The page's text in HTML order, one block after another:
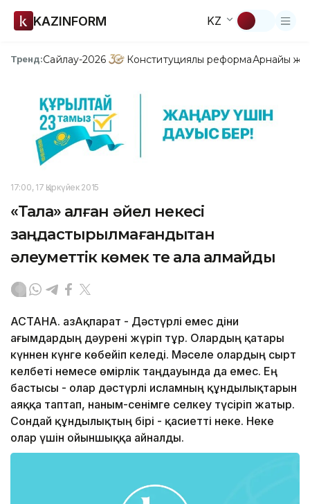
KAZINFORM KZ
Тренд:Сайлау-2026 Конституциялық реформаАрнайы
17:00, 17 Қыркүйек 2015
«Талақ» алған әйел некесі
заңдастырылмағандықтан
әлеуметтік көмек те ала алмайды
АСТАНА. ҚазАқпарат - Дәстүрлі емес діни
ағымдардың дәурені жүріп тұр. Олардың қатары
күннен күнге көбейіп келеді. Мәселе олардың сырт
келбеті немесе өмірлік таңдауында да емес. Ең
бастысы - олар дәстүрлі исламның құндылықтарын
аяққа таптап, наным-сенімге селкеу түсіріп жатыр.
Сондай құндылықтың бірі - қасиетті неке. Неке
олар үшін ойыншыққа айналды.